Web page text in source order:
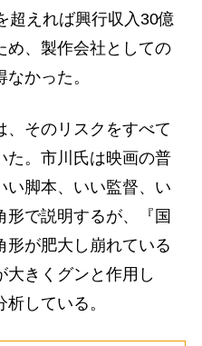
超えれば興行収入30億
め、製作会社としての
かった。
そのリスクをすべて
た。市川氏は映画の普
い脚本、いい監督、い
形で説明するが、『国
形が肥大し崩れている
大きくグンと作用し
している。